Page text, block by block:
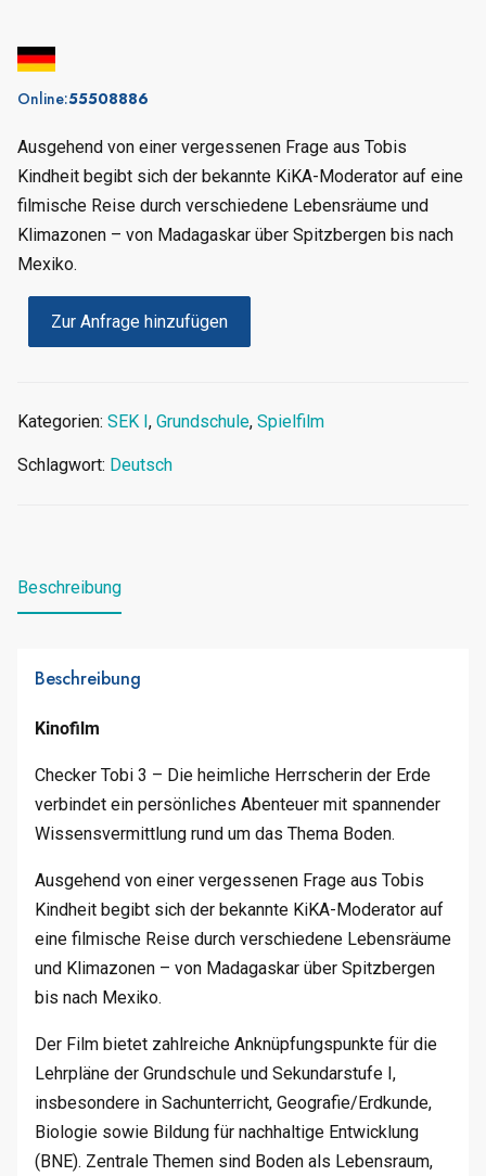
Online:55508886
Ausgehend von einer vergessenen Frage aus Tobis
Kindheit begibt sich der bekannte KiKA-Moderator auf eine
filmische Reise durch verschiedene Lebensräume und
Klimazonen – von Madagaskar über Spitzbergen bis nach
Mexiko.
Zur Anfrage hinzufügen
Kategorien: SEK I , Grundschule, Spielfilm
Schlagwort: Deutsch
Beschreibung
Beschreibung
Kinofilm
Checker Tobi 3 – Die heimliche Herrscherin der Erde
verbindet ein persönliches Abenteuer mit spannender
Wissensvermittlung rund um das Thema Boden.
Ausgehend von einer vergessenen Frage aus Tobis
Kindheit begibt sich der bekannte KiKA-Moderator auf
eine filmische Reise durch verschiedene Lebensräume
und Klimazonen – von Madagaskar über Spitzbergen
bis nach Mexiko.
Der Film bietet zahlreiche Anknüpfungspunkte für die
Lehrpläne der Grundschule und Sekundarstufe I,
insbesondere in Sachunterricht, Geografie/Erdkunde,
Biologie sowie Bildung für nachhaltige Entwicklung
(BNE). Zentrale Themen sind Boden als Lebensraum,